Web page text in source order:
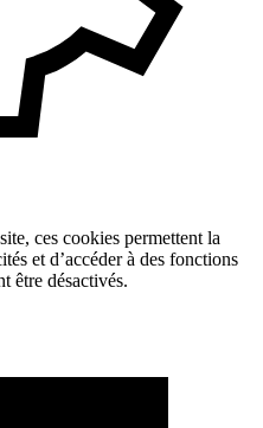
ces cookies permettent la
et d’accéder à des fonctions
être désactivés.